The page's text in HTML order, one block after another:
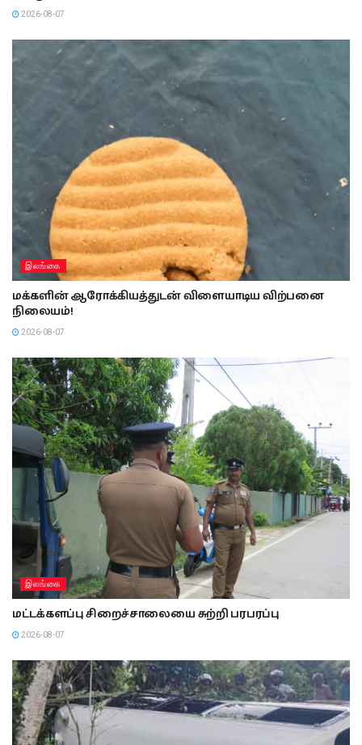
2026-08-07
இலங்கை
மக்களின் ஆரோக்கியத்துடன் விளையாடிய விற்பனை
நிலையம்!
2026-08-07
இலங்கை
மட்டக்களப்பு சிறைச்சாலையை சுற்றி பரபரப்பு
2026-08-07